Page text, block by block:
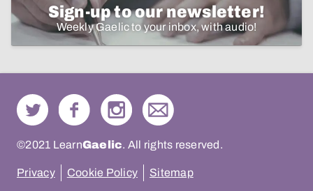
Sign-up to our newsletter!
Weekly Gaelic to your inbox, with audio!
©2021 LearnGaelic. All rights reserved.
Privacy Cookie Policy Sitemap